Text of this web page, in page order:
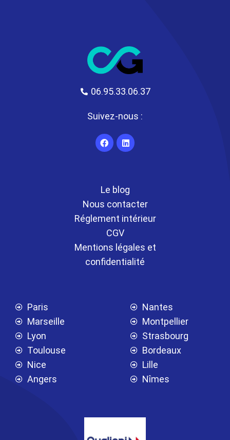
06.95.33.06.37
Suivez-nous :
Le blog
Nous contacter
Réglement intérieur
CGV
Mentions légales et
confidentialité
Paris
Marseille
Lyon
Toulouse
Nice
Angers
Nantes
Montpellier
Strasbourg
Bordeaux
Lille
Nîmes